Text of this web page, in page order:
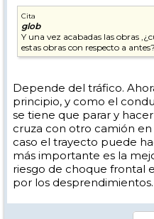
Cita
glob
Y una vez acabadas las obras
estas obras con respecto a antes?
Depende del tráfico.
principio, y como el
se tiene que parar y
cruza con otro camión en
caso el trayecto puede
más importante es la
riesgo de choque frontal
por los desprendimientos.